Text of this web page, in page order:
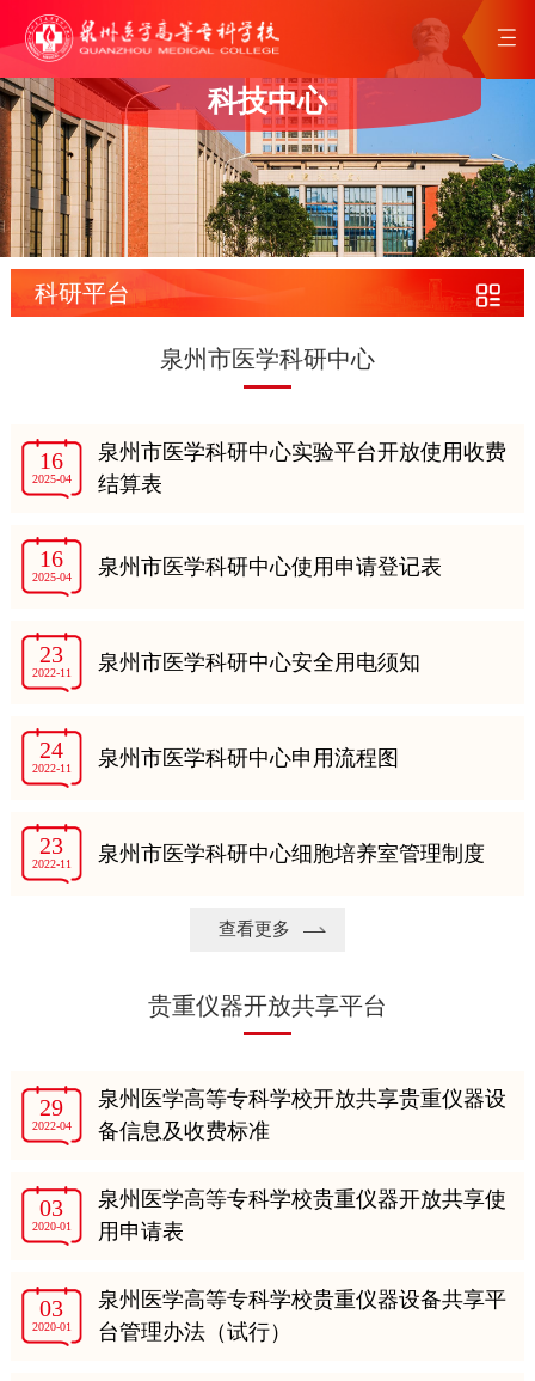
科技中心
科研平台
泉州市医学科研中心
16
2025-04
泉州市医学科研中心实验平台开放使用收费
结算表
16
2025-04 泉州市医学科研中心使用申请登记表
23
2022-11 泉州市医学科研中心安全用电须知
24
2022-11 泉州市医学科研中心申用流程图
23
2022-11 泉州市医学科研中心细胞培养室管理制度
查看更多
贵重仪器开放共享平台
29
2022-04
泉州医学高等专科学校开放共享贵重仪器设
备信息及收费标准
03
2020-01
泉州医学高等专科学校贵重仪器开放共享使
用申请表
03
2020-01
泉州医学高等专科学校贵重仪器设备共享平
台管理办法（试行）